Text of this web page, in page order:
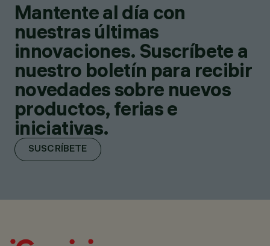
Mantente al día con
nuestras últimas
innovaciones. Suscríbete a
nuestro boletín para recibir
novedades sobre nuevos
productos, ferias e
iniciativas.
SUSCRÍBETE